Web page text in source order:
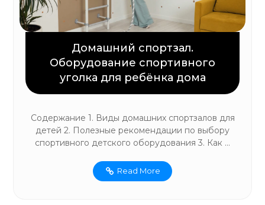
Домашний спортзал.
Оборудование спортивного
уголка для ребёнка дома
Содержание 1. Виды домашних спортзалов для
детей 2. Полезные рекомендации по выбору
спортивного детского оборудования 3. Как ...
Read More